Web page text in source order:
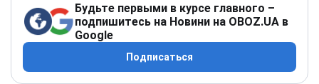
Будьте первыми в курсе главного –
подпишитесь на Новини на OBOZ.UA в
Google
Подписаться